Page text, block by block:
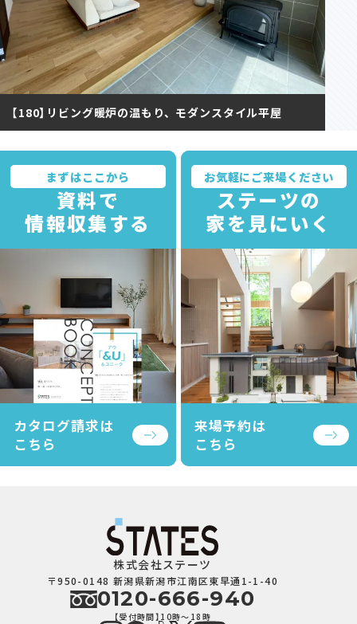
【180】リビング暖炉の温もり、モダンスタイル平屋
まずはここから
資料で
情報収集する
カタログ請求は
こちら
お気軽にご来場ください
ステーツの
家を見にいく
来場予約は
こちら
株式会社ステーツ
〒950-0148 新潟県新潟市江南区東早通1-1-40
0120-666-940
【受付時間】10時～18時